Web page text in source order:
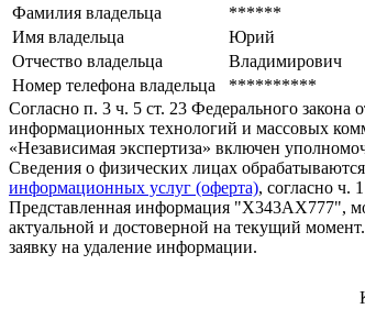
Фамилия владельца
******
Имя владельца
Юрий
Отчество владельца
Владимирович
Номер телефона владельца
**********
Согласно п. 3 ч. 5 ст. 23 Федерального
информационных технологий и массовых
«Независимая экспертиза» включен
Сведения о физических лицах
информационных услуг (оферта), согласно ч.
Представленная информация "Х343АХ777",
актуальной и достоверной на текущий
заявку на удаление информации.